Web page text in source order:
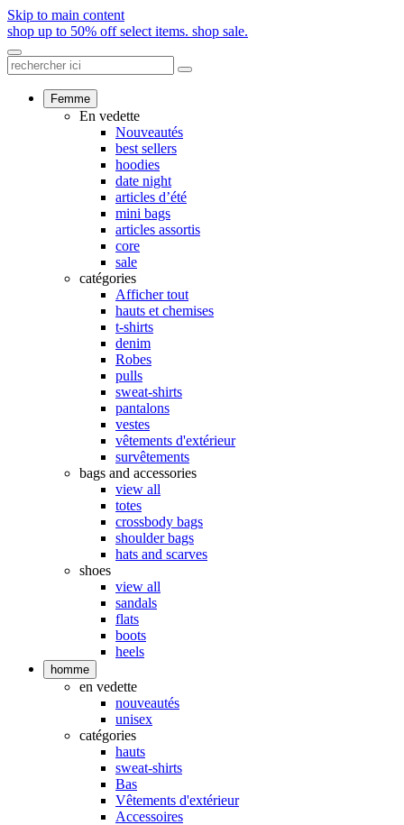
Skip to main content
shop up to 50% off select items. shop sale.
Femme
En vedette
Nouveautés
best sellers
hoodies
date night
articles d’été
mini bags
articles assortis
core
sale
catégories
Afficher tout
hauts et chemises
t-shirts
denim
Robes
pulls
sweat-shirts
pantalons
vestes
vêtements d'extérieur
survêtements
bags and accessories
view all
totes
crossbody bags
shoulder bags
hats and scarves
shoes
view all
sandals
flats
boots
heels
homme
en vedette
nouveautés
unisex
catégories
hauts
sweat-shirts
Bas
Vêtements d'extérieur
Accessoires